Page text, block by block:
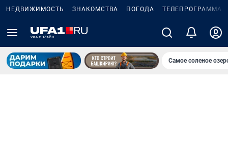
НЕДВИЖИМОСТЬ ЗНАКОМСТВА ПОГОДА ТЕЛЕПРОГРАММА
Самое соленое